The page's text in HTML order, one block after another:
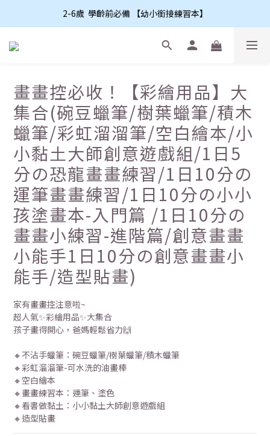
2-6歲  學齡前必備 【幼小銜接練習本】
畫畫控必收！【彩繪用品】大
集合(碗豆蠟筆/樹葉蠟筆/積木
蠟筆/彩虹溜溜筆/空白繪本/小
小黏土大師創意遊戲組/1日5
分の恐龍畫畫練習/1日10分の
運筆畫畫練習/1日10分の小小
孩塗畫本-入門篇 /1日10分の
畫畫小練習-進階篇/創意畫畫
小能手1日10分の創意畫畫小
能手/造型貼畫)
家有畫畫控注意啦~
超人氣✨彩繪用品✨大集合
孩子畫得開心，爸媽輕鬆省力🙌
🔸不沾手蠟筆：碗豆蠟筆/樹葉蠟筆/積木蠟筆
🔸彩虹溜溜筆-可水洗的油畫棒
🔸空白繪本
🔸畫畫練習本：運筆、塗色
🔸看書做黏土：小小黏土大師創意遊戲組
🔸造型貼畫